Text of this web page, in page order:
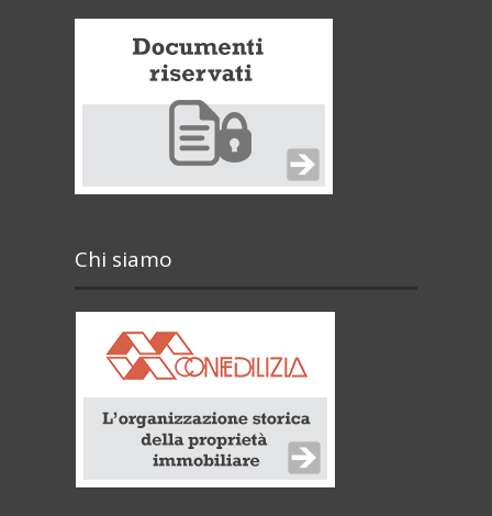
Chi siamo